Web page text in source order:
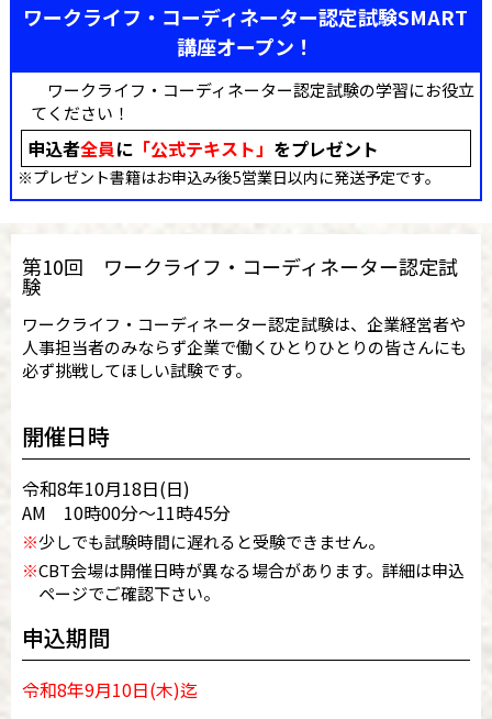
ワークライフ・コーディネーター認定試験SMART
講座オープン！
ワークライフ・コーディネーター認定試験の学習にお役立
てください！
申込者全員に 「公式テキスト」 をプレゼント
※プレゼント書籍はお申込み後5営業日以内に発送予定です。
第10回 ワークライフ・コーディネーター認定試
験
ワークライフ・コーディネーター認定試験は、企業経営者や
人事担当者のみならず企業で働くひとりひとりの皆さんにも
必ず挑戦してほしい試験です。
開催日時
令和8年10月18日(日)
AM 10時00分～11時45分
※少しでも試験時間に遅れると受験できません。
※CBT会場は開催日時が異なる場合があります。詳細は申込
ページでご確認下さい。
申込期間
令和8年9月10日(木)迄